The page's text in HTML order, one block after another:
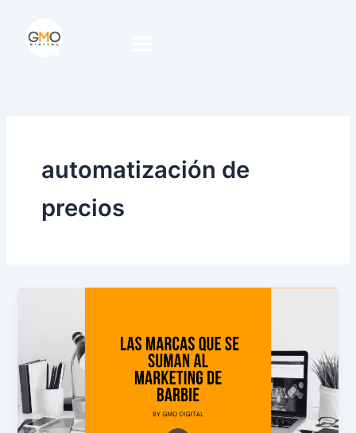
contenido
automatización de
precios